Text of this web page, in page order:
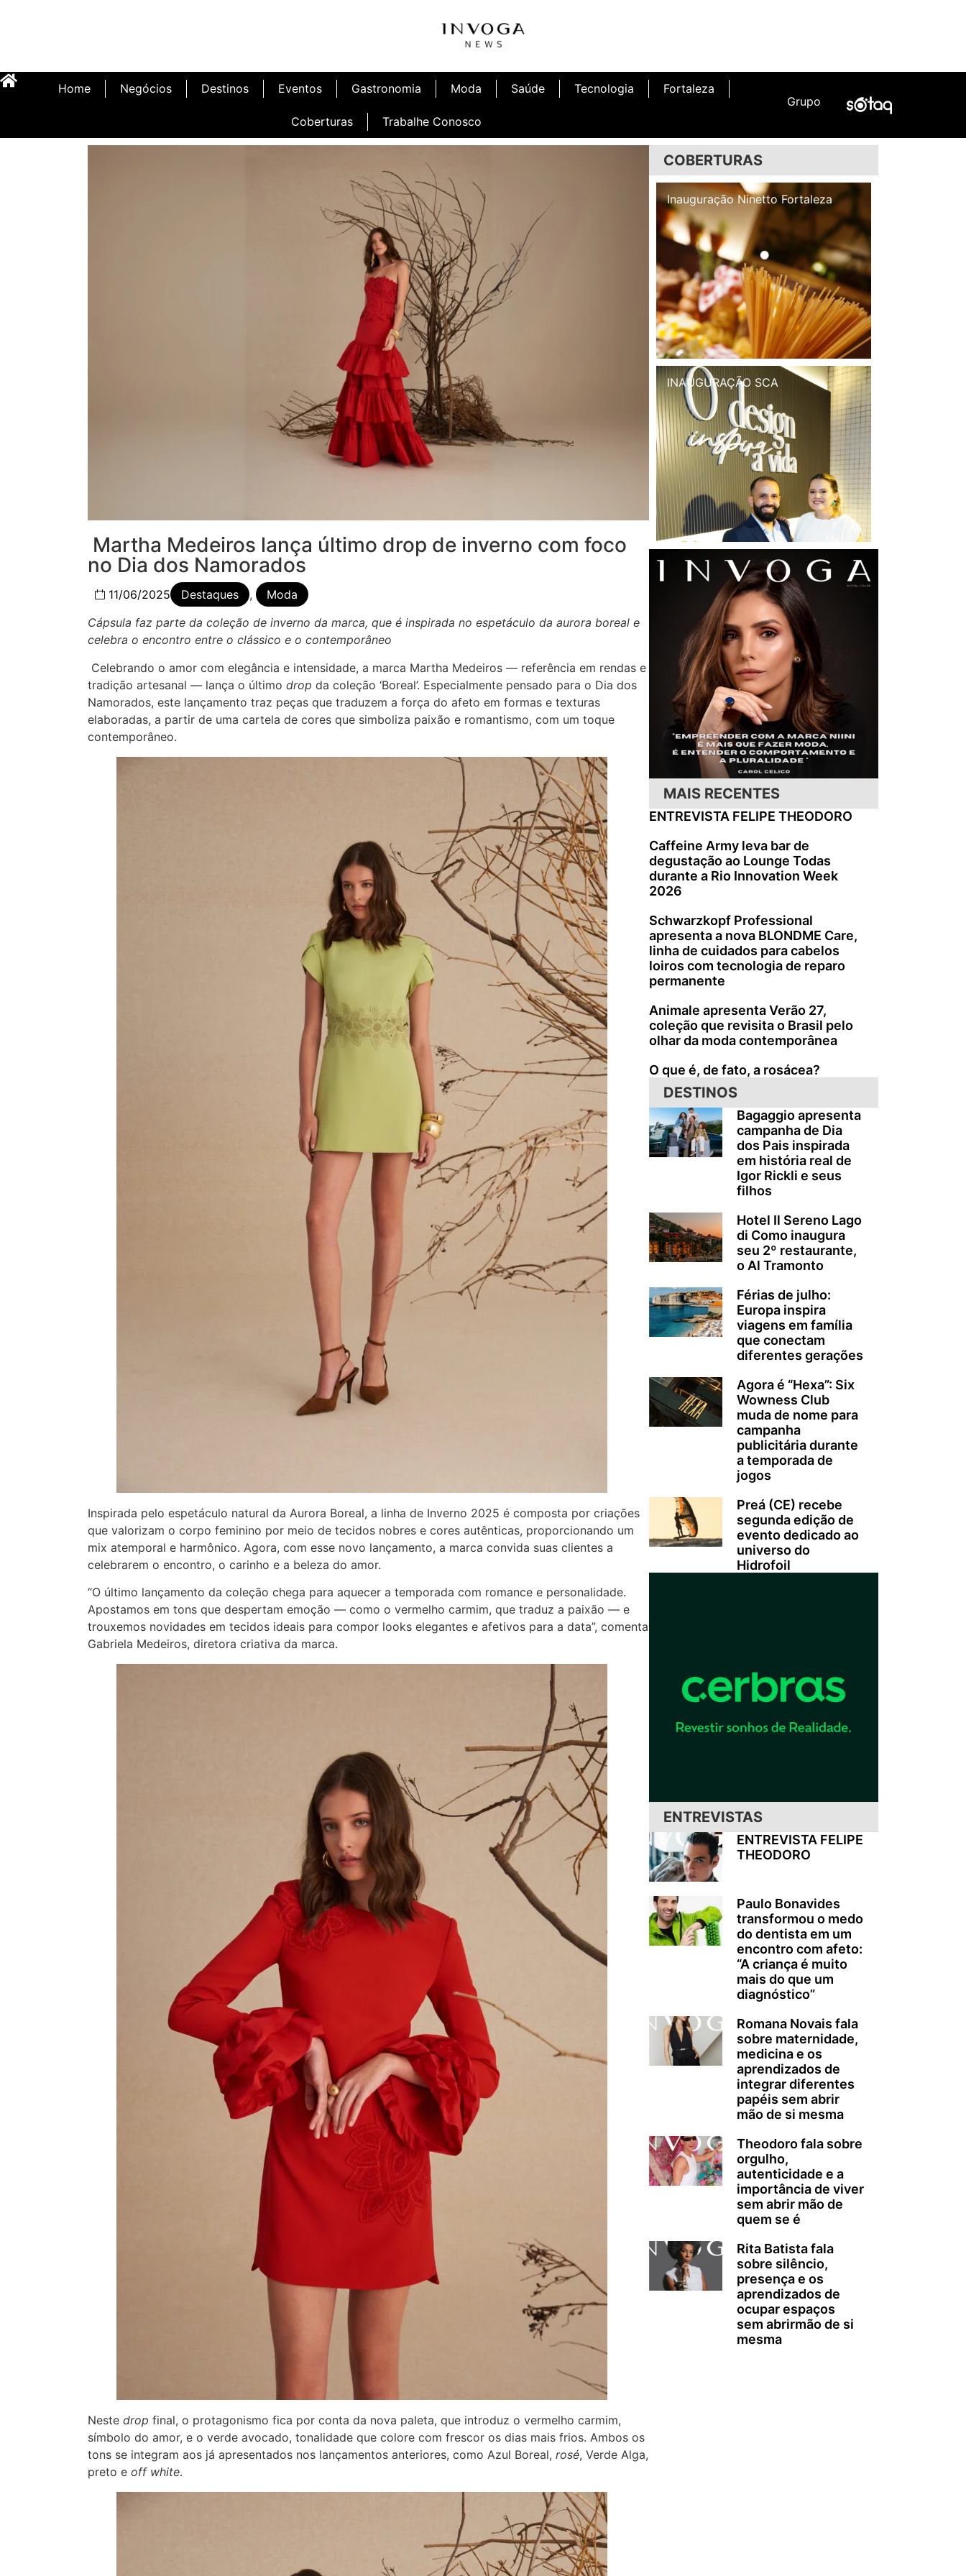
Home Negócios Destinos Eventos Gastronomia Moda Saúde Tecnologia Fortaleza
Coberturas Trabalhe Conosco
Grupo
Martha Medeiros lança último drop de inverno com foco
no Dia dos Namorados
11/06/2025 Destaques ,
Moda
Cápsula faz parte da coleção de inverno da marca, que é inspirada no espetáculo da aurora boreal e
celebra o encontro entre o clássico e o contemporâneo
Celebrando o amor com elegância e intensidade, a marca Martha Medeiros — referência em rendas e
tradição artesanal — lança o último drop da coleção ‘Boreal’. Especialmente pensado para o Dia dos
Namorados, este lançamento traz peças que traduzem a força do afeto em formas e texturas
elaboradas, a partir de uma cartela de cores que simboliza paixão e romantismo, com um toque
contemporâneo.
Inspirada pelo espetáculo natural da Aurora Boreal, a linha de Inverno 2025 é composta por criações
que valorizam o corpo feminino por meio de tecidos nobres e cores autênticas, proporcionando um
mix atemporal e harmônico. Agora, com esse novo lançamento, a marca convida suas clientes a
celebrarem o encontro, o carinho e a beleza do amor.
“O último lançamento da coleção chega para aquecer a temporada com romance e personalidade.
Apostamos em tons que despertam emoção — como o vermelho carmim, que traduz a paixão — e
trouxemos novidades em tecidos ideais para compor looks elegantes e afetivos para a data”, comenta
Gabriela Medeiros, diretora criativa da marca.
Neste drop final, o protagonismo fica por conta da nova paleta, que introduz o vermelho carmim,
símbolo do amor, e o verde avocado, tonalidade que colore com frescor os dias mais frios. Ambos os
tons se integram aos já apresentados nos lançamentos anteriores, como Azul Boreal, rosé, Verde Alga,
preto e off white.
COBERTURAS
Inauguração Ninetto Fortaleza Inauguração Illa Café
INAUGURAÇÃO SCA
MAIS RECENTES
ENTREVISTA FELIPE THEODORO
Caffeine Army leva bar de
degustação ao Lounge Todas
durante a Rio Innovation Week
2026
Schwarzkopf Professional
apresenta a nova BLONDME Care,
linha de cuidados para cabelos
loiros com tecnologia de reparo
permanente
Animale apresenta Verão 27,
coleção que revisita o Brasil pelo
olhar da moda contemporânea
O que é, de fato, a rosácea?
DESTINOS
Bagaggio apresenta
campanha de Dia
dos Pais inspirada
em história real de
Igor Rickli e seus
filhos
Hotel Il Sereno Lago
di Como inaugura
seu 2º restaurante,
o Al Tramonto
Férias de julho:
Europa inspira
viagens em família
que conectam
diferentes gerações
Agora é “Hexa”: Six
Wowness Club
muda de nome para
campanha
publicitária durante
a temporada de
jogos
Preá (CE) recebe
segunda edição de
evento dedicado ao
universo do
Hidrofoil
ENTREVISTAS
ENTREVISTA FELIPE
THEODORO
Paulo Bonavides
transformou o medo
do dentista em um
encontro com afeto:
“A criança é muito
mais do que um
diagnóstico”
Romana Novais fala
sobre maternidade,
medicina e os
aprendizados de
integrar diferentes
papéis sem abrir
mão de si mesma
Theodoro fala sobre
orgulho,
autenticidade e a
importância de viver
sem abrir mão de
quem se é
Rita Batista fala
sobre silêncio,
presença e os
aprendizados de
ocupar espaços
sem abrirmão de si
mesma